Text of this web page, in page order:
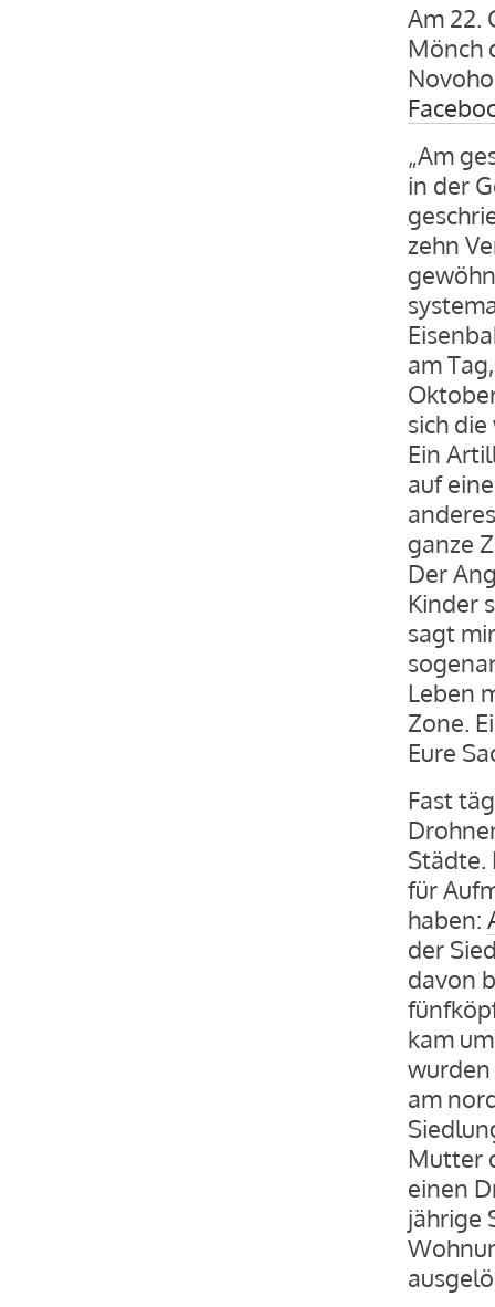
Am 22.
Mönch
„Am
in der
zehn
am
sich
Ein
auf
ganze
Der
Kinder
sagt
Leben
Zone.
Eure
Fast
Städte.
für
haben:
der
davon
kam
am
Mutter
einen
jährige